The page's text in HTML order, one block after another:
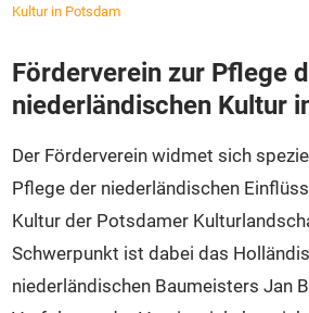
Freunde
Partner
Kultur in Potsdam
Förderverein zur Pflege
niederländischen Kultur
Der Förderverein widmet sich
Pflege der niederländischen
Kultur der Potsdamer
Schwerpunkt ist dabei das
niederländischen Baumeisters Jan